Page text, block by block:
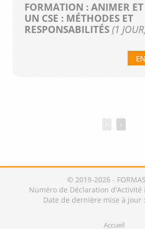
FORMATION : ANIMER ET
UN CSE : MÉTHODES ET
RESPONSABILITÉS(1
›
© 2019-2026 -
Numéro de Déclaration d'Activité
Date de dernière mise à jour
Accueil